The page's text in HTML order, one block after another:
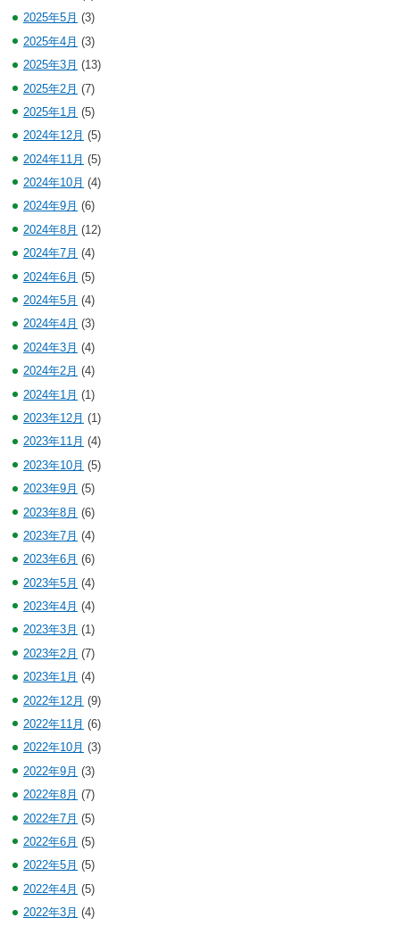
2025年5月 (3)
2025年4月 (3)
2025年3月 (13)
2025年2月 (7)
2025年1月 (5)
2024年12月 (5)
2024年11月 (5)
2024年10月 (4)
2024年9月 (6)
2024年8月 (12)
2024年7月 (4)
2024年6月 (5)
2024年5月 (4)
2024年4月 (3)
2024年3月 (4)
2024年2月 (4)
2024年1月 (1)
2023年12月 (1)
2023年11月 (4)
2023年10月 (5)
2023年9月 (5)
2023年8月 (6)
2023年7月 (4)
2023年6月 (6)
2023年5月 (4)
2023年4月 (4)
2023年3月 (1)
2023年2月 (7)
2023年1月 (4)
2022年12月 (9)
2022年11月 (6)
2022年10月 (3)
2022年9月 (3)
2022年8月 (7)
2022年7月 (5)
2022年6月 (5)
2022年5月 (5)
2022年4月 (5)
2022年3月 (4)